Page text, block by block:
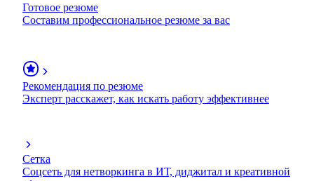
Готовое резюме
Составим профессиональное резюме за вас
Рекомендация по резюме
Эксперт расскажет, как искать работу эффективнее
Сетка
Соцсеть для нетворкинга в ИТ, диджитал и креативной